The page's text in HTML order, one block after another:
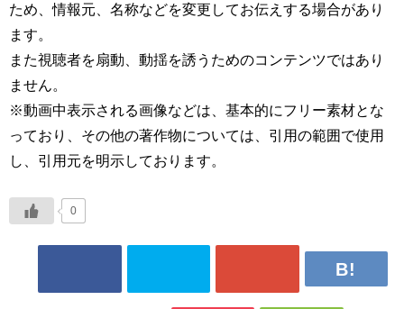
ため、情報元、名称などを変更してお伝えする場合があり
ます。
また視聴者を扇動、動揺を誘うためのコンテンツではあり
ません。
※動画中表示される画像などは、基本的にフリー素材とな
っており、その他の著作物については、引用の範囲で使用
し、引用元を明示しております。
0